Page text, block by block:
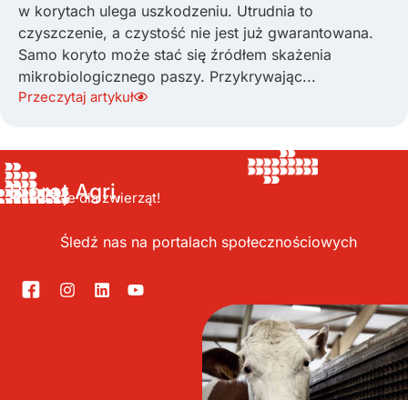
w korytach ulega uszkodzeniu. Utrudnia to
czyszczenie, a czystość nie jest już gwarantowana.
Samo koryto może stać się źródłem skażenia
mikrobiologicznego paszy. Przykrywając...
Przeczytaj artykuł
Bioret Agri,
Innowacje dla zwierząt!
Śledź nas na portalach społecznościowych